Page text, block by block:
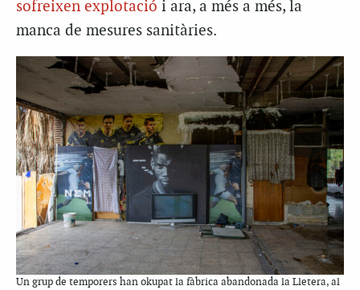
sofreixen explotació i ara, a més a més, la
manca de mesures sanitàries.
Un grup de temporers han okupat la fàbrica abandonada la Lletera, al